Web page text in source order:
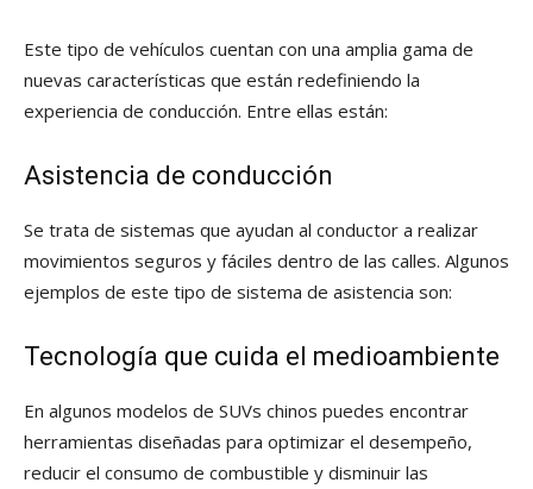
Este tipo de vehículos cuentan con una amplia gama de
nuevas características que están redefiniendo la
experiencia de conducción. Entre ellas están:
Asistencia de conducción
Se trata de sistemas que ayudan al conductor a realizar
movimientos seguros y fáciles dentro de las calles. Algunos
ejemplos de este tipo de sistema de asistencia son:
Tecnología que cuida el medioambiente
En algunos modelos de SUVs chinos puedes encontrar
herramientas diseñadas para optimizar el desempeño,
reducir el consumo de combustible y disminuir las